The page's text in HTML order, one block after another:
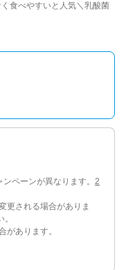
食べやすいと人気＼乳酸菌
ペーンが異なります。 2
更される場合がありま
があります。